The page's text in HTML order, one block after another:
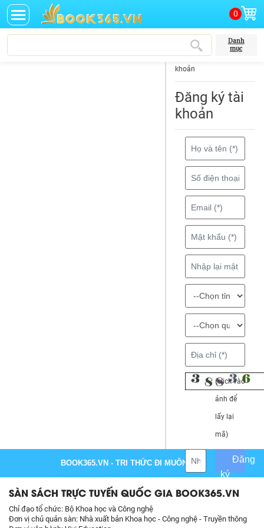
0
Danh
mục
Trang chủ
khoản
Đăng ký tài
khoản
(click vào
ảnh để
lấy lại
mã)
Đăng
ký
BOOK365.VN - TRI THỨC ĐI MUÔN NƠI
SÀN SÁCH TRỰC TUYẾN QUỐC GIA BOOK365.VN
Chỉ đạo tổ chức: Bộ Khoa học và Công nghệ
Đơn vị chủ quản sàn: Nhà xuất bản Khoa học - Công nghệ - Truyền thông